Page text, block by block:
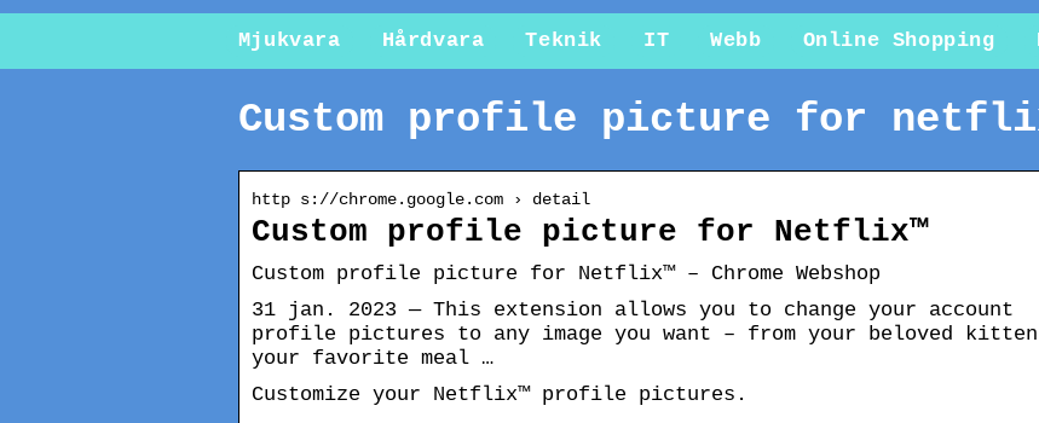
Mjukvara Hårdvara Teknik IT Webb Online Shopping
Custom profile picture for
http s://chrome.google.com › detail
Custom profile picture for Netflix™
Custom profile picture for Netflix™ – Chrome Webshop
31 jan. 2023 — This extension allows you to change your account
profile pictures to any image you want – from your beloved
your favorite meal …
Customize your Netflix™ profile pictures.